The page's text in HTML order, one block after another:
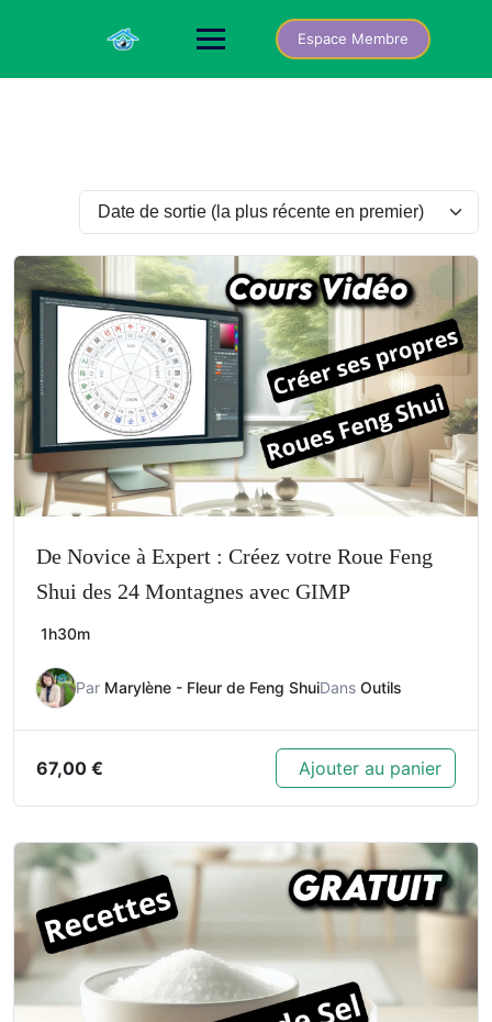
Espace Membre
De Novice à Expert : Créez votre Roue Feng
Shui des 24 Montagnes avec GIMP
1h30m
Par Marylène - Fleur de Feng ShuiDans Outils
67,00 € Ajouter au panier